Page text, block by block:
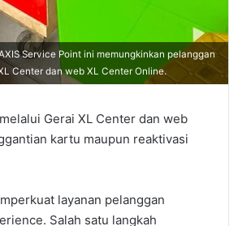
Service Point ini memungkinkan pelanggan
Center dan web XL Center Online.
Gerai XL Center dan web
kartu maupun reaktivasi
layanan pelanggan
Salah satu langkah